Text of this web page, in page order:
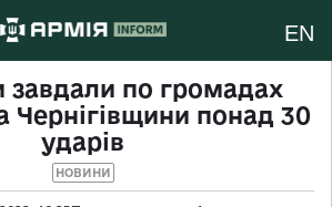
EN
завдали по громадах
понад 30
ударів
НОВИНИ